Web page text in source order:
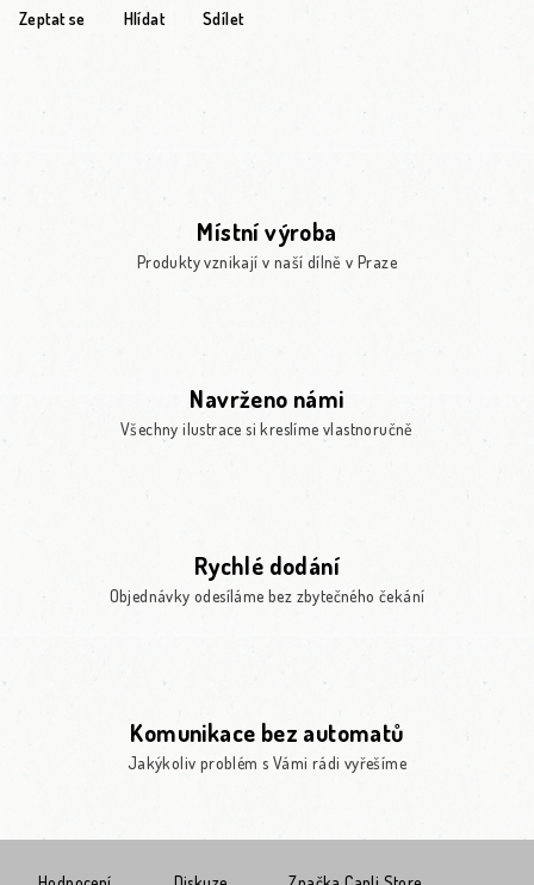
Zeptat se Hlídat Sdílet
Místní výroba
Produkty vznikají v naší dílně v Praze
Navrženo námi
Všechny ilustrace si kreslíme vlastnoručně
Rychlé dodání
Objednávky odesíláme bez zbytečného čekání
Komunikace bez automatů
Jakýkoliv problém s Vámi rádi vyřešíme